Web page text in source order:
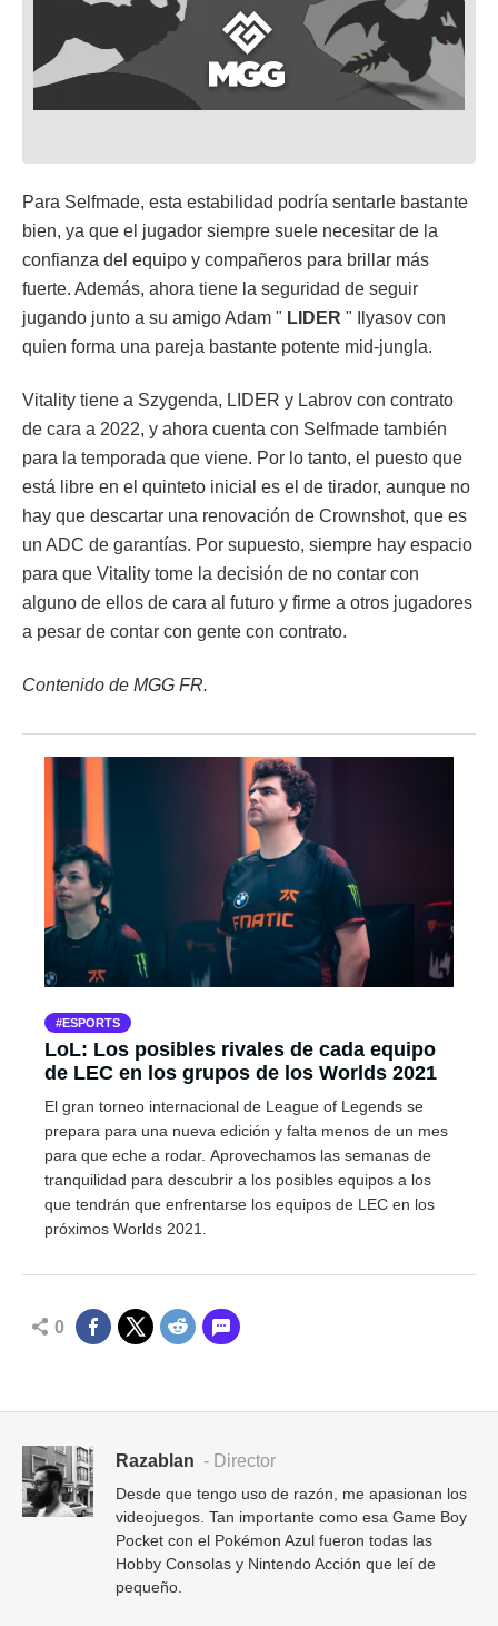
Para Selfmade, esta estabilidad podría sentarle bastante
bien, ya que el jugador siempre suele necesitar de la
confianza del equipo y compañeros para brillar más
fuerte. Además, ahora tiene la seguridad de seguir
jugando junto a su amigo Adam " LIDER " Ilyasov con
quien forma una pareja bastante potente mid-jungla.
Vitality tiene a Szygenda, LIDER y Labrov con contrato
de cara a 2022, y ahora cuenta con Selfmade también
para la temporada que viene. Por lo tanto, el puesto que
está libre en el quinteto inicial es el de tirador, aunque no
hay que descartar una renovación de Crownshot, que es
un ADC de garantías. Por supuesto, siempre hay espacio
para que Vitality tome la decisión de no contar con
alguno de ellos de cara al futuro y firme a otros jugadores
a pesar de contar con gente con contrato.
Contenido de MGG FR.
ESPORTS
LoL: Los posibles rivales de cada equipo
de LEC en los grupos de los Worlds 2021
El gran torneo internacional de League of Legends se
prepara para una nueva edición y falta menos de un mes
para que eche a rodar. Aprovechamos las semanas de
tranquilidad para descubrir a los posibles equipos a los
que tendrán que enfrentarse los equipos de LEC en los
próximos Worlds 2021.
0
Razablan - Director
Desde que tengo uso de razón, me apasionan los
videojuegos. Tan importante como esa Game Boy
Pocket con el Pokémon Azul fueron todas las
Hobby Consolas y Nintendo Acción que leí de
pequeño.